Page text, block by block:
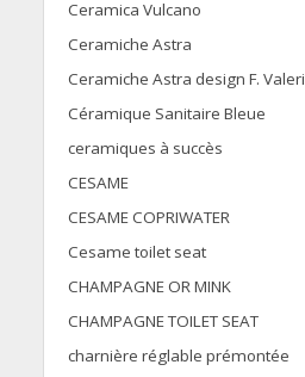
Ceramica Vulcano
Ceramiche Astra
Ceramiche Astra design F. Valeri
Céramique Sanitaire Bleue
ceramiques à succès
CESAME
CESAME COPRIWATER
Cesame toilet seat
CHAMPAGNE OR MINK
CHAMPAGNE TOILET SEAT
charnière réglable prémontée